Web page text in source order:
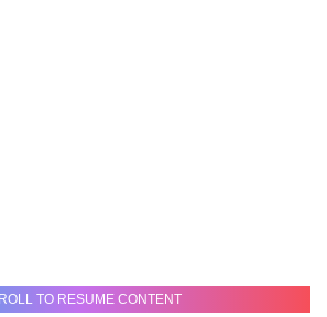
TO RESUME CONTENT